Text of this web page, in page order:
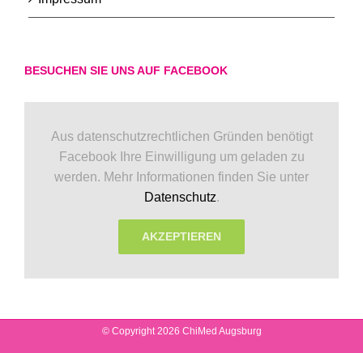
BESUCHEN SIE UNS AUF FACEBOOK
Aus datenschutzrechtlichen Gründen benötigt
Facebook Ihre Einwilligung um geladen zu
werden. Mehr Informationen finden Sie unter
Datenschutz.
AKZEPTIEREN
© Copyright 2026 ChiMed Augsburg